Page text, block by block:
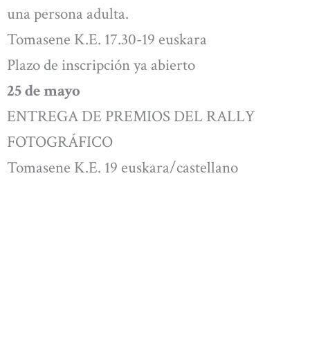
una persona adulta.
Tomasene K.E. 17.30-19 euskara
Plazo de inscripción ya abierto
25 de mayo
ENTREGA DE PREMIOS DEL RALLY
FOTOGRÁFICO
Tomasene K.E. 19 euskara/castellano